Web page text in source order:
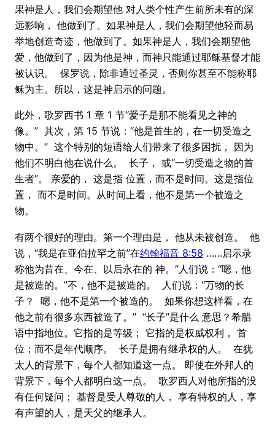
果神是人，我们会期望他 对人类个性产生前所未有的深
远影响， 他做到了。如果神是人，我们会期望他轻而易
举地创造奇迹，他做到了。如果神是人，我们会期望他
爱，他做到了，因为他是神，而神只能通过耶稣基督才能
被认识。 保罗说，除非通过圣灵，否则你甚至不能称耶
稣为主。所以，这是神启示的问题。
此外，歌罗西书 1 章 1 节“爱子是那不能看见之神的
像。” 其次，第 15 节说：“他是首生的，在一切受造之
物中。” 这个特别的短语给人们带来了很多困扰， 因为
他们不明白他在说什么。 长子， 或“一切受造之物的首
生者”。 亲爱的， 这是指 位置，而不是时间。这是指位
置， 而不是时间。从时间上看，他不是第一个被造之
物。
有两个很好的理由。第一个理由是， 他从未被创造。 他
说，“我是在亚伯拉罕之前”在约翰福音 8:58 ……启示录
称他为昔在、今在、以后永在的 神。”人们说：“嗯，他
是被造的。”不，他不是被造的。 人们说：“万物的长
子？ 嗯，他不是第一个被造的。 如果你想这样看，在
他之前有很多东西被造了。” “长子”是什么 意思？希腊
语中指地位。它指的是等级； 它指的是权威权利， 首
位；而不是年代顺序。 长子是拥有继承权的人。 在犹
太人的背景下，每个人都知道这一点。 即使在外邦人的
背景下，每个人都明白这一点。 歌罗西人对他所指的没
有任何疑问； 基督是受人尊敬的人， 享有特权的人，享
有声望的人，是天父的继承人。